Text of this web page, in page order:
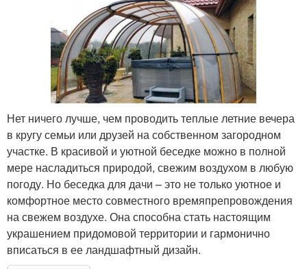
Нет ничего лучше, чем проводить теплые летние вечера
в кругу семьи или друзей на собственном загородном
участке. В красивой и уютной беседке можно в полной
мере насладиться природой, свежим воздухом в любую
погоду. Но беседка для дачи – это не только уютное и
комфортное место совместного времяпрепровождения
на свежем воздухе. Она способна стать настоящим
украшением придомовой территории и гармонично
вписаться в ее ландшафтный дизайн.